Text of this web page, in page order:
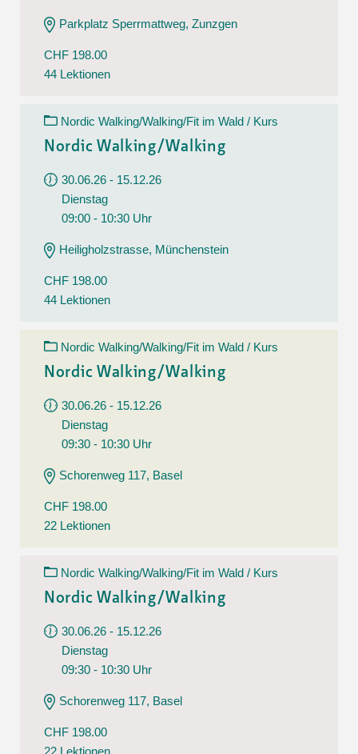
Parkplatz Sperrmattweg, Zunzgen
CHF 198.00
44 Lektionen
Nordic Walking/Walking/Fit im Wald / Kurs
Nordic Walking/Walking
30.06.26 - 15.12.26
Dienstag
09:00 - 10:30 Uhr
Heiligholzstrasse, Münchenstein
CHF 198.00
44 Lektionen
Nordic Walking/Walking/Fit im Wald / Kurs
Nordic Walking/Walking
30.06.26 - 15.12.26
Dienstag
09:30 - 10:30 Uhr
Schorenweg 117, Basel
CHF 198.00
22 Lektionen
Nordic Walking/Walking/Fit im Wald / Kurs
Nordic Walking/Walking
30.06.26 - 15.12.26
Dienstag
09:30 - 10:30 Uhr
Schorenweg 117, Basel
CHF 198.00
22 Lektionen